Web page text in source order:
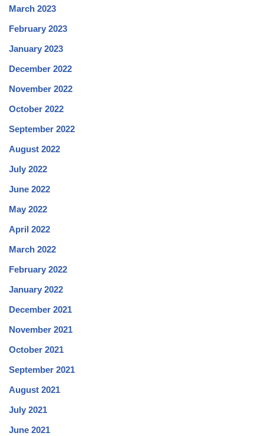
March 2023
February 2023
January 2023
December 2022
November 2022
October 2022
September 2022
August 2022
July 2022
June 2022
May 2022
April 2022
March 2022
February 2022
January 2022
December 2021
November 2021
October 2021
September 2021
August 2021
July 2021
June 2021